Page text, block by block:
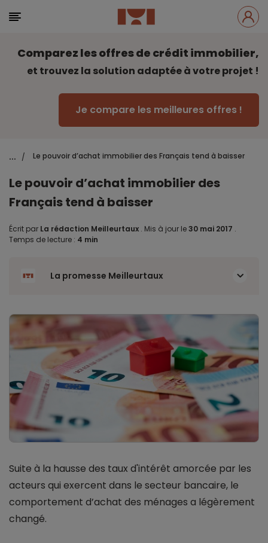
Comparez les offres de crédit immobilier,
et trouvez la solution adaptée à votre projet !
Je compare les meilleures offres !
... / Le pouvoir d’achat immobilier des Français tend à baisser
Le pouvoir d’achat immobilier des
Français tend à baisser
Écrit par La rédaction Meilleurtaux . Mis à jour le30 mai 2017 .
Temps de lecture : 4 min
La promesse Meilleurtaux
Suite à la hausse des taux d'intérêt amorcée par les
acteurs qui exercent dans le secteur bancaire, le
comportement d’achat des ménages a légèrement
changé.